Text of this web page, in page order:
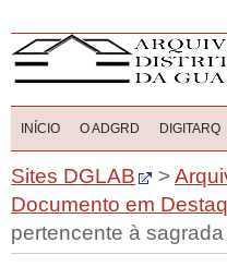
INÍCIO O ADGRD DIGITARQ
Sites DGLAB >
Documento em
pertencente à